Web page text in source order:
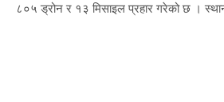
८०५ ड्रोन र १३ मिसाइल प्रहार गरेको छ ।